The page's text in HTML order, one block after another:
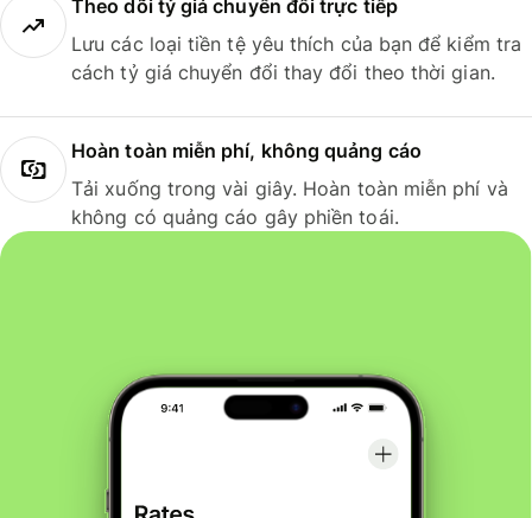
Theo dõi tỷ giá chuyển đổi trực tiếp
Lưu các loại tiền tệ yêu thích của bạn để kiểm tra
cách tỷ giá chuyển đổi thay đổi theo thời gian.
Hoàn toàn miễn phí, không quảng cáo
Tải xuống trong vài giây. Hoàn toàn miễn phí và
không có quảng cáo gây phiền toái.